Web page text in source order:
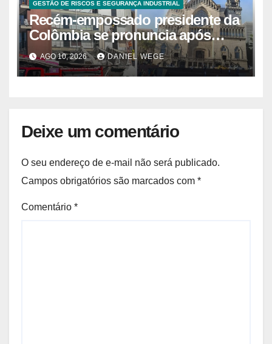
GESTÃO DE RISCOS E SEGURANÇA INDUSTRIAL
Recém-empossado presidente da
Colômbia se pronuncia após
terremoto: ‘Vocês não estão
sozinhos’
AGO 10, 2026 DANIEL WEGE
Deixe um comentário
O seu endereço de e-mail não será publicado.
Campos obrigatórios são marcados com *
Comentário *